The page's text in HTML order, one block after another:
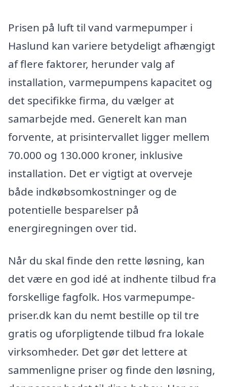
Prisen på luft til vand varmepumper i
Haslund kan variere betydeligt afhængigt
af flere faktorer, herunder valg af
installation, varmepumpens kapacitet og
det specifikke firma, du vælger at
samarbejde med. Generelt kan man
forvente, at prisintervallet ligger mellem
70.000 og 130.000 kroner, inklusive
installation. Det er vigtigt at overveje
både indkøbsomkostninger og de
potentielle besparelser på
energiregningen over tid.
Når du skal finde den rette løsning, kan
det være en god idé at indhente tilbud fra
forskellige fagfolk. Hos varmepumpe-
priser.dk kan du nemt bestille op til tre
gratis og uforpligtende tilbud fra lokale
virksomheder. Det gør det lettere at
sammenligne priser og finde den løsning,